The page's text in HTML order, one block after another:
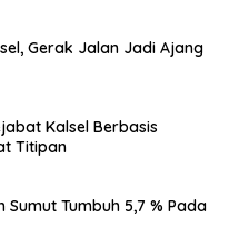
Gerak Jalan Jadi Ajang
Kalsel Berbasis
Titipan
Tumbuh 5,7 % Pada